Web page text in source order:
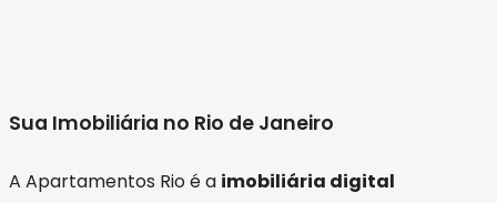
Sua Imobiliária no Rio de Janeiro
A Apartamentos Rio é a imobiliária digital